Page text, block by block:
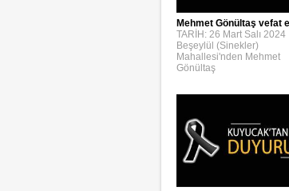
Mehmet Gönültaş vefat
TARİH: 26 Mart Salı 2024
Beşeylül (Sinekler)
Mahallesi'nden Mehmet
Gönültaş